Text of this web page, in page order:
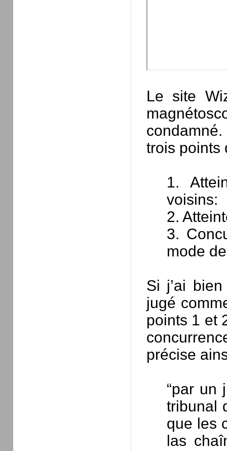
Le site
trois points
1.
voisins:
2.
3.
mode
Si j’ai
jugé
points 1 et
précise
“par un
tribunal
que les
las